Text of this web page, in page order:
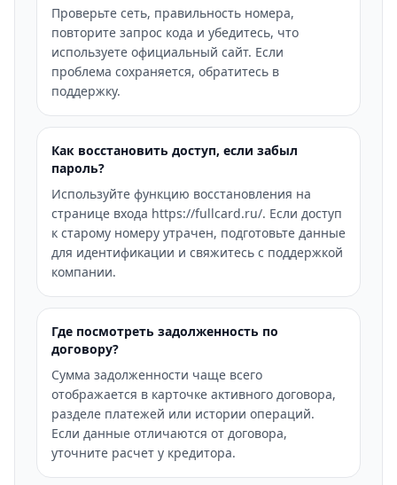
Проверьте сеть, правильность номера,
повторите запрос кода и убедитесь, что
используете официальный сайт. Если
проблема сохраняется, обратитесь в
поддержку.
Как восстановить доступ, если забыл
пароль?
Используйте функцию восстановления на
странице входа https://fullcard.ru/. Если доступ
к старому номеру утрачен, подготовьте данные
для идентификации и свяжитесь с поддержкой
компании.
Где посмотреть задолженность по
договору?
Сумма задолженности чаще всего
отображается в карточке активного договора,
разделе платежей или истории операций.
Если данные отличаются от договора,
уточните расчет у кредитора.